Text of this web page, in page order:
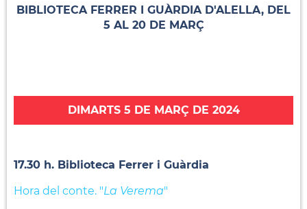
BIBLIOTECA FERRER I GUÀRDIA D'ALELLA, DEL
5 AL 20 DE MARÇ
DIMARTS 5 DE MARÇ DE 2024
17.30 h. Biblioteca Ferrer i Guàrdia
Hora del conte. "La Verema"